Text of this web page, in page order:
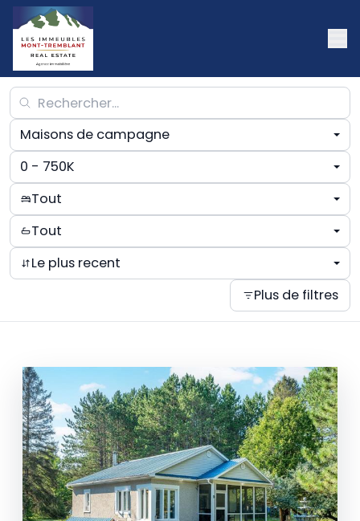
Maisons de campagne
0 - 750K
Tout
Tout
Le plus recent
Plus de filtres